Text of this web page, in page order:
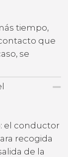
tiempo,
que
se
: el conductor
recogida
de la